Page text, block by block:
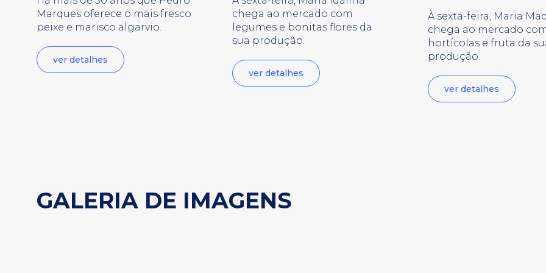
Marques oferece o mais fresco
peixe e marisco algarvio.
ver detalhes
chega ao mercado com
legumes e bonitas flores da
sua produção.
ver detalhes
À sexta-feira, Maria
chega ao mercado
hortícolas e fruta da
produção.
ver detalhes
GALERIA DE IMAGENS